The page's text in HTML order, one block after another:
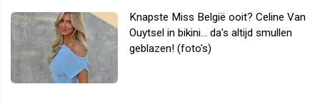
Knapste Miss België ooit? Celine Van
Ouytsel in bikini... da's altijd smullen
geblazen! (foto's)